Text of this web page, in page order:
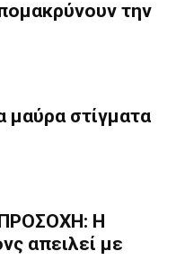
την
μαύρα στίγματα
Η
απειλεί με